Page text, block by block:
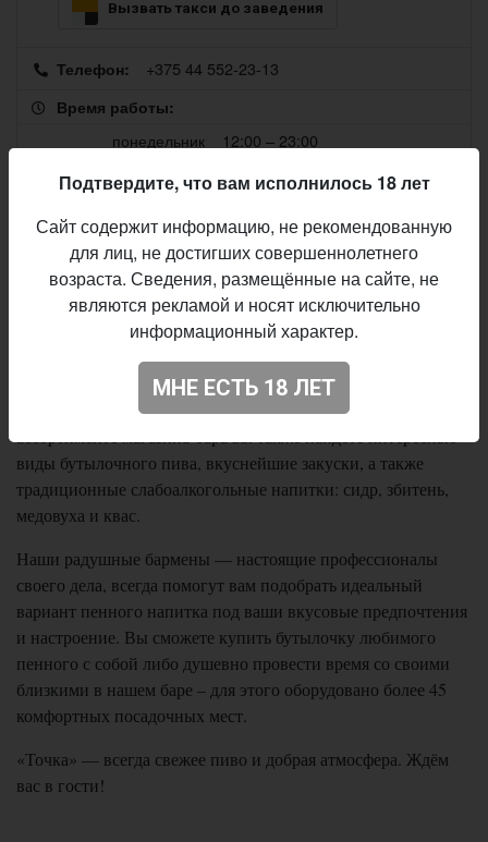
На 30 кранах «Точки» по адресу пр-т. Дзержинского, 94
течёт свежее пиво как классических видов, так и крафт. В
ассортименте магазина-бара вы также найдёте интересные
виды бутылочного пива, вкуснейшие закуски, а также
традиционные слабоалкогольные напитки: сидр, збитень,
медовуха и квас.
Наши радушные бармены — настоящие профессионалы
своего дела, всегда помогут вам подобрать идеальный
вариант пенного напитка под ваши вкусовые предпочтения
и настроение. Вы сможете купить бутылочку любимого
пенного с собой либо душевно провести время со своими
близкими в нашем баре – для этого оборудовано более 45
комфортных посадочных мест.
«Точка» — всегда свежее пиво и добрая атмосфера. Ждём
вас в гости!
Вызвать такси до заведения
Телефон: +375 44 552-23-13
Время работы:
понедельник
12:00 – 23:00
черверг
12:00 – 23:00
сегодня
12:00 – 23:00
суббота
12:00 – 23:00
воскресенье
12:00 – 23:00
Подтвердите, что вам исполнилось 18 лет
Сайт содержит информацию, не рекомендованную
для лиц, не достигших совершеннолетнего
возраста. Сведения, размещённые на сайте, не
являются рекламой и носят исключительно
информационный характер.
МНЕ ЕСТЬ 18 ЛЕТ